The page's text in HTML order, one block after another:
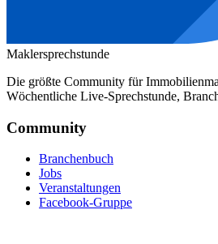
Maklersprechstunde
Die größte Community für
Wöchentliche Live-Sprechstunde,
Community
Branchenbuch
Jobs
Veranstaltungen
Facebook-Gruppe